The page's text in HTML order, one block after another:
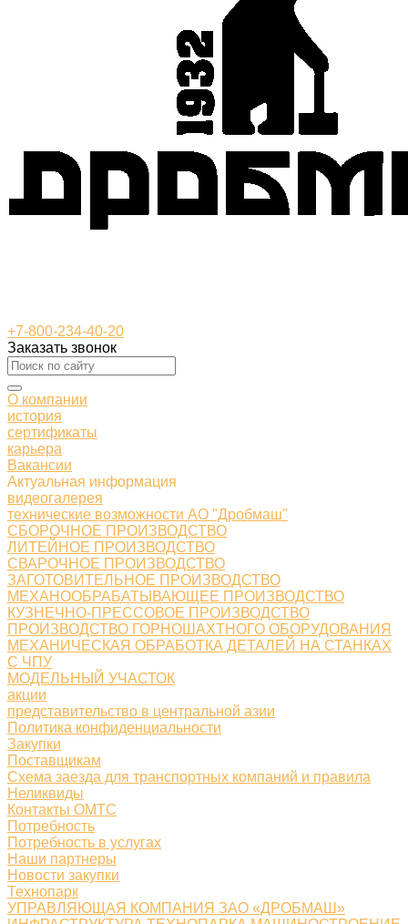
+7-800-234-40-20
Заказать звонок
О компании
история
сертификаты
карьера
Вакансии
Актуальная информация
видеогалерея
технические возможности АО "Дробмаш"
СБОРОЧНОЕ ПРОИЗВОДСТВО
ЛИТЕЙНОЕ ПРОИЗВОДСТВО
СВАРОЧНОЕ ПРОИЗВОДСТВО
ЗАГОТОВИТЕЛЬНОЕ ПРОИЗВОДСТВО
МЕХАНООБРАБАТЫВАЮЩЕЕ ПРОИЗВОДСТВО
КУЗНЕЧНО-ПРЕССОВОЕ ПРОИЗВОДСТВО
ПРОИЗВОДСТВО ГОРНОШАХТНОГО ОБОРУДОВАНИЯ
МЕХАНИЧЕСКАЯ ОБРАБОТКА ДЕТАЛЕЙ НА СТАНКАХ
С ЧПУ
МОДЕЛЬНЫЙ УЧАСТОК
акции
представительство в центральной азии
Политика конфиденциальности
Закупки
Поставщикам
Схема заезда для транспортных компаний и правила
Неликвиды
Контакты ОМТС
Потребность
Потребность в услугах
Наши партнеры
Новости закупки
Технопарк
УПРАВЛЯЮЩАЯ КОМПАНИЯ ЗАО «ДРОБМАШ»